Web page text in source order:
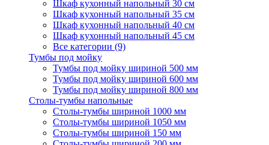
Шкаф кухонный напольный 30 см
Шкаф кухонный напольный 35 см
Шкаф кухонный напольный 40 см
Шкаф кухонный напольный 45 см
Все категории (9)
Тумбы под мойку
Тумбы под мойку шириной 500 мм
Тумбы под мойку шириной 600 мм
Тумбы под мойку шириной 800 мм
Столы-тумбы напольные
Столы-тумбы шириной 1000 мм
Столы-тумбы шириной 1050 мм
Столы-тумбы шириной 150 мм